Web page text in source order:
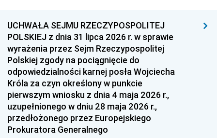
UCHWAŁA SEJMU RZECZYPOSPOLITEJ
POLSKIEJ z dnia 31 lipca 2026 r. w sprawie
wyrażenia przez Sejm Rzeczypospolitej
Polskiej zgody na pociągnięcie do
odpowiedzialności karnej posła Wojciecha
Króla za czyn określony w punkcie
pierwszym wniosku z dnia 4 maja 2026 r.,
uzupełnionego w dniu 28 maja 2026 r.,
przedłożonego przez Europejskiego
Prokuratora Generalnego